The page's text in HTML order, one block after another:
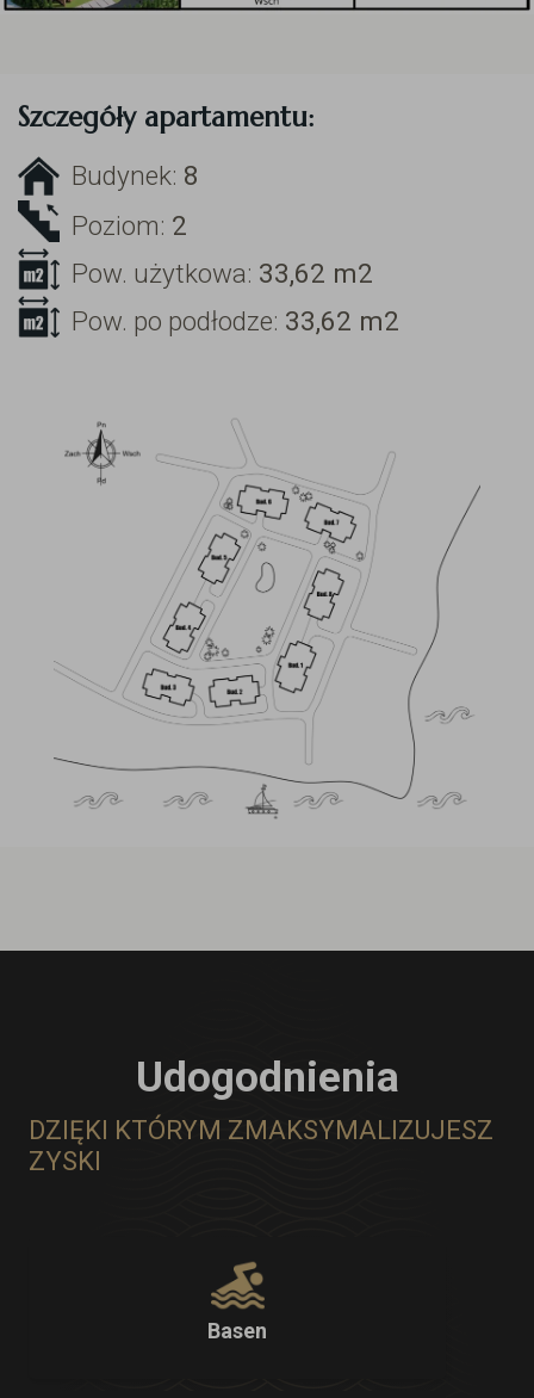
Szczegóły apartamentu:
Budynek: 8
Poziom: 2
Pow. użytkowa: 33,62 m2
Pow. po podłodze: 33,62 m2
Udogodnienia
DZIĘKI KTÓRYM ZMAKSYMALIZUJESZ
ZYSKI
Basen